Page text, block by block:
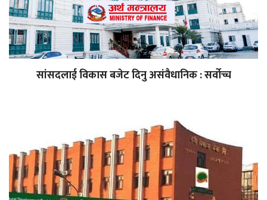
सांसदलाई विकास बजेट दिनु असंवैधानिक : सर्वोच्च